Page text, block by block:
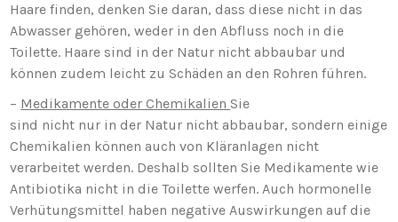
Haare finden, denken Sie daran, dass diese nicht in das
Abwasser gehören, weder in den Abfluss noch in die
Toilette. Haare sind in der Natur nicht abbaubar und
können zudem leicht zu Schäden an den Rohren führen.
– Medikamente oder ChemikalienSie
sind nicht nur in der Natur nicht abbaubar, sondern einige
Chemikalien können auch von Kläranlagen nicht
verarbeitet werden. Deshalb sollten Sie Medikamente wie
Antibiotika nicht in die Toilette werfen. Auch hormonelle
Verhütungsmittel haben negative Auswirkungen auf die